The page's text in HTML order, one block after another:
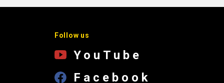
Follow us
YouTube
Facebook